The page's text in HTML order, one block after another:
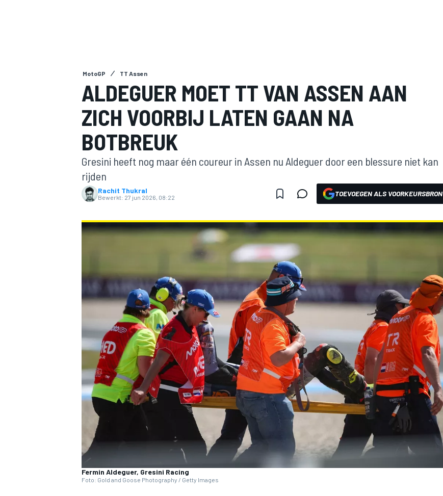
MOTOGP
INDYCAR
DTM
MotoGP TT Assen
ALDEGUER MOET TT VAN ASSEN AAN
ZICH VOORBIJ LATEN GAAN NA
BOTBREUK
Gresini heeft nog maar één coureur in Assen nu Aldeguer door een blessure niet kan
rijden
Rachit Thukral
Bewerkt: 27 jun 2026, 08:22 TOEVOEGEN ALS VOORKEURSBRON
Fermin Aldeguer, Gresini Racing
Foto: Gold and Goose Photography / Getty Images